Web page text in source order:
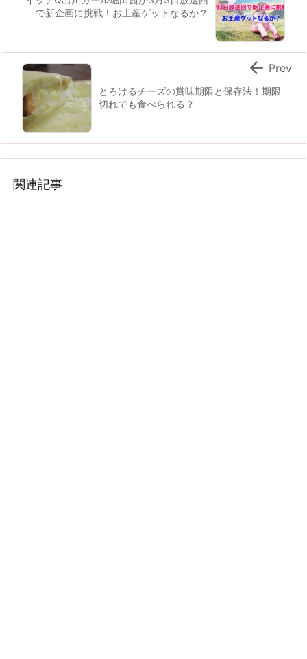
で新企画に挑戦！お土産ゲットなるか？
とろけるチーズの賞味期限と保存法！期限
切れでも食べられる？
 Prev
関連記事